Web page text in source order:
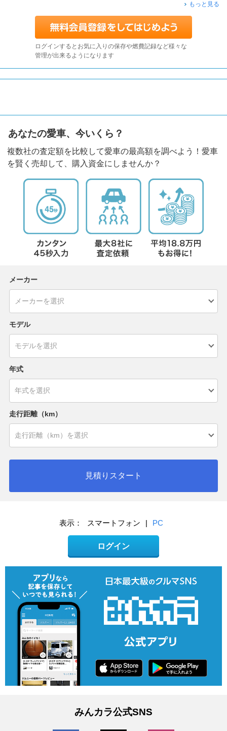
もっと見る
ログインするとお気に入りの保存や燃費記録など様々な
管理が出来るようになります
あなたの愛車、今いくら？
複数社の査定額を比較して愛車の最高額を調べよう！愛車
を賢く売却して、購入資金にしませんか？
メーカー
モデル
年式
走行距離（km）
見積りスタート
表示： スマートフォン | PC
ログイン
みんカラ公式SNS